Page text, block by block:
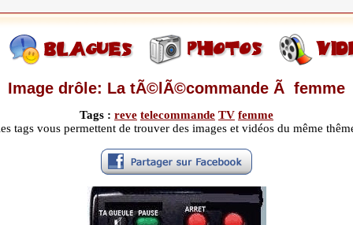
Image drôle: La tÃ©lÃ©commande Ã femme
Tags : reve telecommande TV femme
tags vous permettent de trouver des images et vidéos du même